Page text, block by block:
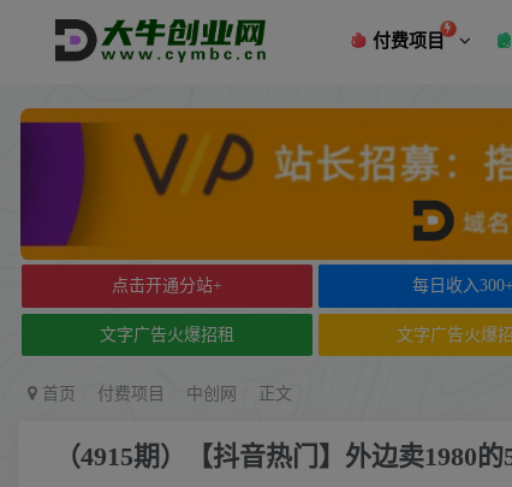
付费项目
点击开通分站+ 每日收入300+
文字广告火爆招租 文字广告火爆
首页 付费项目 中创网 正文
（4915期）【抖音热门】外边卖1980